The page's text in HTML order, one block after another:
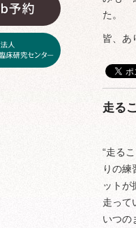
た。
皆、あ
走る
“走る
りの
ットが
走って
いつの